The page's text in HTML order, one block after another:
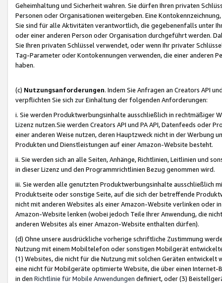
Geheimhaltung und Sicherheit wahren. Sie dürfen Ihren privaten
Personen oder Organisationen weitergeben. Eine
Sie sind für alle Aktivitäten verantwortlich, die gegebenenfalls unter
oder einer anderen Person oder Organisation durchgeführt werden.
Sie Ihren privaten Schlüssel verwendet, oder wenn Ihr privater
Tag-Parameter oder Kontokennungen verwenden, die einer anderen
haben.
(c) Nutzungsanforderungen. Indem Sie Anfragen an Creators API
verpflichten Sie sich zur Einhaltung der folgenden Anforderungen:
i. Sie werden Produktwerbungsinhalte ausschließlich in rechtmäßiger
Lizenz nutzen.Sie werden Creators API und PA API, Datenfeeds oder
einer anderen Weise nutzen, deren Hauptzweck nicht in der Werbung
Produkten und Dienstleistungen auf einer Amazon-Website besteht.
ii. Sie werden sich an alle Seiten, Anhänge, Richtlinien, Leitlinien und
in dieser Lizenz und den Programmrichtlinien Bezug genommen wird.
iii. Sie werden alle genutzten Produktwerbungsinhalte ausschließlich
Produktseite oder sonstige Seite, auf die sich der betreffende
nicht mit anderen Websites als einer Amazon-Website verlinken oder
Amazon-Website lenken (wobei jedoch Teile Ihrer Anwendung, die
anderen Websites als einer Amazon-Website enthalten dürfen).
(d) Ohne unsere ausdrückliche vorherige schriftliche Zustimmung
Nutzung mit einem Mobiltelefon oder sonstigen Mobilgerät
(1) Websites, die nicht für die Nutzung mit solchen Geräten
eine nicht für Mobilgeräte optimierte Website, die über einen
in den Richtlinie für Mobile Anwendungen definiert, oder (3)